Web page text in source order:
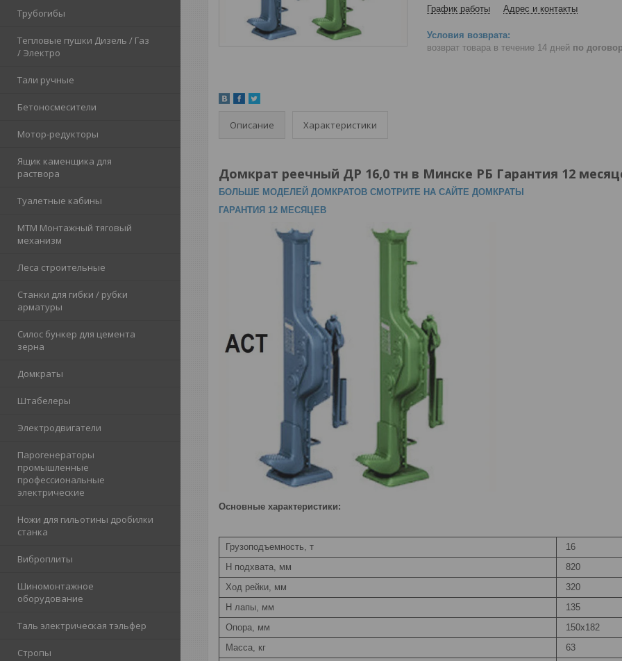
Трубогибы
Тепловые пушки Дизель / Газ
/ Электро
Тали ручные
Бетоносмесители
Мотор-редукторы
Ящик каменщика для
раствора
Туалетные кабины
МТМ Монтажный тяговый
механизм
Леса строительные
Станки для гибки / рубки
арматуры
Силос бункер для цемента
зерна
Домкраты
Штабелеры
Электродвигатели
Парогенераторы
промышленные
профессиональные
электрические
Ножи для гильотины дробилки
станка
Виброплиты
Шиномонтажное
оборудование
Таль электрическая тэльфер
Стропы
График работы Адрес и контакты
возврат товара в течение 14 дней по
Описание Характеристики
Домкрат реечный ДР 16,0 тн в Минске РБ Гарантия 12
БОЛЬШЕ МОДЕЛЕЙ ДОМКРАТОВ СМОТРИТЕ НА САЙТЕ ДОМКРАТЫ
ГАРАНТИЯ 12 МЕСЯЦЕВ
Основные характеристики:
Грузоподъемность, т
16
H подхвата, мм
820
Ход рейки, мм
320
Н лапы, мм
135
Опора, мм
150х182
Масса, кг
63